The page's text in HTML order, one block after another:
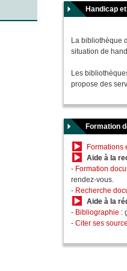
Handicap
La bibliothèque
situation de
Les
propose des
Formation
Formations
Aide à la
- Formation
rendez-vous.
- Recherche
Aide à la
- Bibliographie :
-Citer ses